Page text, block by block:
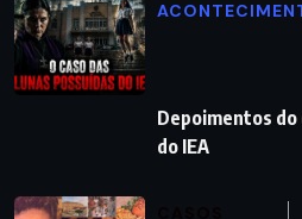
Depoimentos do
do IEA